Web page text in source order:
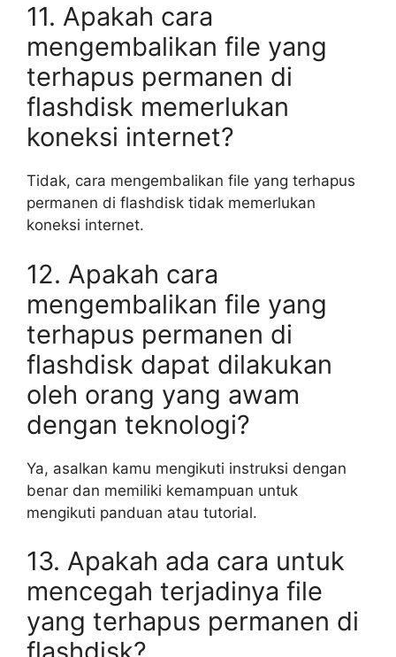
11. Apakah cara
mengembalikan file yang
terhapus permanen di
flashdisk memerlukan
koneksi internet?
Tidak, cara mengembalikan file yang terhapus
permanen di flashdisk tidak memerlukan
koneksi internet.
12. Apakah cara
mengembalikan file yang
terhapus permanen di
flashdisk dapat dilakukan
oleh orang yang awam
dengan teknologi?
Ya, asalkan kamu mengikuti instruksi dengan
benar dan memiliki kemampuan untuk
mengikuti panduan atau tutorial.
13. Apakah ada cara untuk
mencegah terjadinya file
yang terhapus permanen di